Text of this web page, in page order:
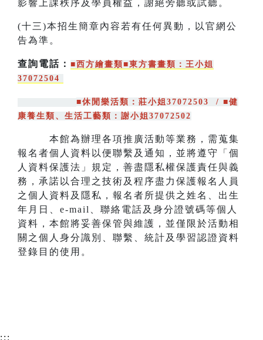
影響上課秩序及學員權益，謝絕旁聽或試聽。
(十三)本招生簡章內容若有任何異動，以官網公
告為準。
查詢電話： ■西方繪畫類■東方書畫類 ：王小姐
37072504
■休閒樂活類：莊小姐37072503 / ■健
康養生類、生活工藝類：謝小姐37072502
本館為辦理各項推廣活動等業務，需蒐集
報名者個人資料以便聯繫及通知，並將遵守「個
人資料保護法」規定，善盡隱私權保護責任與義
務，承諾以合理之技術及程序盡力保護報名人員
之個人資料及隱私，報名者所提供之姓名、出生
年月日、e-mail、聯絡電話及身分證號碼等個人
資料，本館將妥善保管與維護，並僅限於活動相
關之個人身分識別、聯繫、統計及學習認證資料
登錄目的使用。
:::